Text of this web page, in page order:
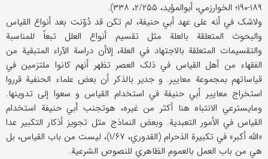
۱۸۹-۱۹۰؛ الخوارزمي، أبوالمؤید، ۲/۲۵۵، ۳۳۸).
ولاشک في أنه علی عهد أبي حنیفة، لم تکن قد دُوّنت بعد أنواع القیاس
والبحوث المتعلقة بالعلة مثل تقسیم أنواع العلل تبعاً للمناسبة
والتقسیمات المتعلقة بالاجتهاد في العلة، إلاأن دراسة الآراء المتبقیة من
الفقهاء من أهل القیاس في ذلک العصر تظهر أنهم کانوا ملتزمین في
قیاساتهم بمجموعة معاییر. و جدیر بالذکر أن بعض علماء الحنفیة قرروا
استخراج معاییر أبي حنیفة في استخدام القیاس و سعوا إلی تدوینها.
ومایسترعي الانتباه هنا أکثر من غیره، هوتجنب أبي حنیفة استخدام
القیاس في الأمور التعبدیة. وبعض النماذج مثل تجویز أذکار التکبیر عدا
«الله أکبر» في تکبیرة الذحرام (القدوري، ۱/۶۷)، لیست من باب القیاس، بل
هي من باب العمل بالعموم الظاهري للنصوص الشرعیة.